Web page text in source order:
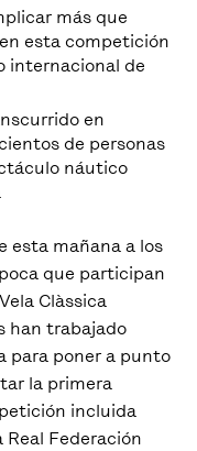
más que
esta competición
internacional de
en
de personas
náutico
esta mañana a los
que participan
Clàssica
han trabajado
para poner a punto
la primera
incluida
Federación